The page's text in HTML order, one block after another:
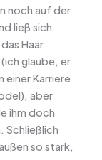
noch auf der
ließ sich
Haar
glaube, er
einer Karriere
aber
ihm doch
Schließlich
so stark,